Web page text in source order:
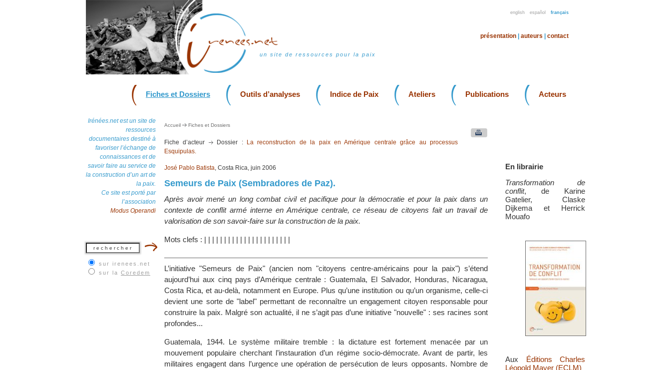
english español français
un site de ressources pour la paix
présentation auteurs contact
Fiches et Dossiers Outils d’analyses Indice de Paix Ateliers Publications Acteurs
Irénées.net est un site de
ressources
documentaires destiné à
favoriser l’échange de
connaissances et de
savoir faire au service de
la construction d’un art de
la paix.
Ce site est porté par
l’association
Modus Operandi
sur irenees.net
sur la Coredem
En librairie
Transformation de
conflit, de Karine
Gatelier, Claske
Dijkema et Herrick
Mouafo
Aux Éditions Charles
Léopold Mayer (ECLM)
Accueil Fiches et Dossiers
Fiche d’acteur Dossier :
La reconstruction de la paix en Amérique centrale grâce au processus
Esquipulas.
José Pablo Batista, Costa Rica, juin 2006
Semeurs de Paix (Sembradores de Paz).
Après avoir mené un long combat civil et pacifique pour la démocratie et pour la paix dans un
contexte de conflit armé interne en Amérique centrale, ce réseau de citoyens fait un travail de
valorisation de son savoir-faire sur la construction de la paix.
Mots clefs : | | | | | | | | | | | | | | | | | | | | | |
L’initiative "Semeurs de Paix" (ancien nom "citoyens centre-américains pour la paix") s’étend
aujourd’hui aux cinq pays d’Amérique centrale : Guatemala, El Salvador, Honduras, Nicaragua,
Costa Rica, et au-delà, notamment en Europe. Plus qu’une institution ou qu’un organisme, celle-ci
devient une sorte de "label" permettant de reconnaître un engagement citoyen responsable pour
construire la paix. Malgré son actualité, il ne s’agit pas d’une initiative "nouvelle" : ses racines sont
profondes...
Guatemala, 1944. Le système militaire tremble : la dictature est fortement menacée par un
mouvement populaire cherchant l’instauration d’un régime socio-démocrate. Avant de partir, les
militaires engagent dans l’urgence une opération de persécution de leurs opposants. Nombre de